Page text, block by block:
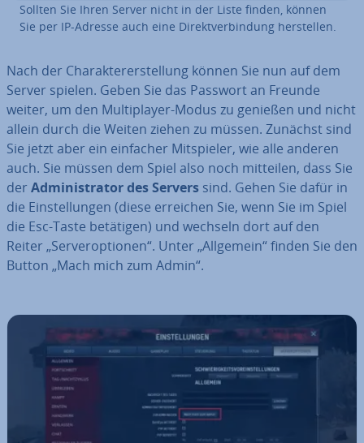
Sollten Sie Ihren Server nicht in der Liste finden, können
Sie per IP-Adresse auch eine Di­rekt­ver­bin­dung her­stel­len.
Nach der Cha­rak­ter­er­stel­lung können Sie nun auf dem
Server spielen. Geben Sie das Passwort an Freunde
weiter, um den Mul­ti­play­er-Modus zu genießen und nicht
allein durch die Weiten ziehen zu müssen. Zunächst sind
Sie jetzt aber ein einfacher Mit­spie­ler, wie alle anderen
auch. Sie müssen dem Spiel also noch mitteilen, dass Sie
der Ad­mi­nis­tra­tor des Servers sind. Gehen Sie dafür in
die Ein­stel­lun­gen (diese erreichen Sie, wenn Sie im Spiel
die Esc-Taste betätigen) und wechseln dort auf den
Reiter „Ser­ver­op­tio­nen“. Unter „Allgemein“ finden Sie den
Button „Mach mich zum Admin“.